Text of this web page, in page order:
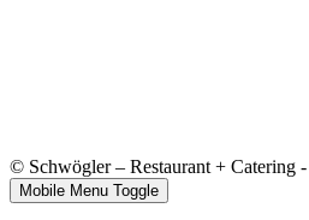
© Schwögler – Restaurant + Catering
Mobile Menu Toggle